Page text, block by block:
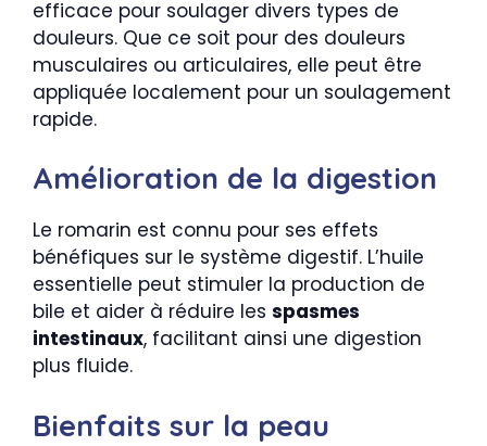
efficace pour soulager divers types de
douleurs. Que ce soit pour des douleurs
musculaires ou articulaires, elle peut être
appliquée localement pour un soulagement
rapide.
Amélioration de la digestion
Le romarin est connu pour ses effets
bénéfiques sur le système digestif. L’huile
essentielle peut stimuler la production de
bile et aider à réduire les spasmes
intestinaux, facilitant ainsi une digestion
plus fluide.
Bienfaits sur la peau